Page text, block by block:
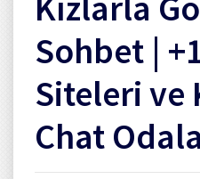
Sohbet |
Siteleri ve
Chat